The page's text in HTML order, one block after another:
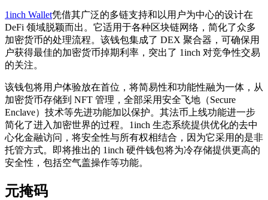
1inch Wallet凭借其广泛的多链支持和以用户为中心的设计在
DeFi 领域脱颖而出。它适用于各种区块链网络，简化了众多
加密货币的处理流程。该钱包集成了 DEX 聚合器，可确保用
户获得最佳的加密货币掉期利率，突出了 1inch 对竞争性交易
的关注。
该钱包将用户体验放在首位，将简易性和功能性融为一体，从
加密货币存储到 NFT 管理，全部采用安全飞地（Secure
Enclave）技术等先进功能加以保护。其法币上线功能进一步
简化了进入加密世界的过程。1inch 生态系统提供优化的去中
心化金融访问，将安全性与所有权相结合，因为它采用的是非
托管方式。即将推出的 1inch 硬件钱包将为冷存储提供更高的
安全性，包括空气盖操作等功能。
元掩码